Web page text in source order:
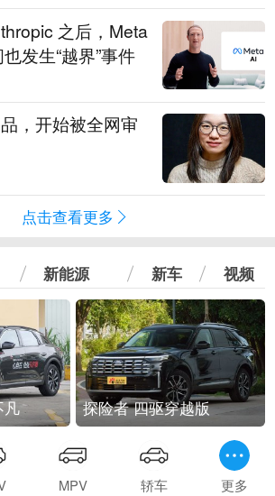
之后，Meta
发生“越界”事件
，开始被全网审
点击查看更多
新能源 新车 视频
凡 探险者 四驱穿越版
MPV 轿车 更多